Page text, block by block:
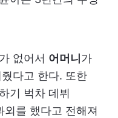
없어서 어머니 가
다고 한다. 또한
기 벅차 데뷔
를 했다고 전해져